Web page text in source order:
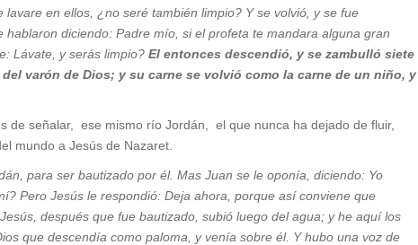
en ellos, ¿no seré también limpio? Y se volvió, y se fue
diciendo: Padre mío, si el profeta te mandara alguna gran
Lávate, y serás limpio? El entonces descendió, y se zambulló siete
varón de Dios; y su carne se volvió como la carne de un niño, y
de señalar, ese mismo río Jordán, el que nunca ha dejado de fluir,
mundo a Jesús de Nazaret.
para ser bautizado por él. Mas Juan se le oponía, diciendo: Yo
Pero Jesús le respondió: Deja ahora, porque así conviene que
después que fue bautizado, subió luego del agua; y he aquí los
que descendía como paloma, y venía sobre él. Y hubo una voz de